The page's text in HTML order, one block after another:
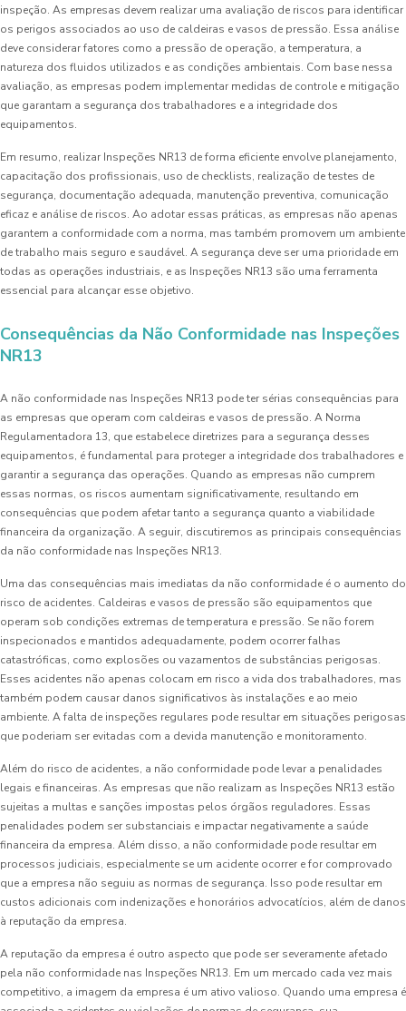
inspeção. As empresas devem realizar uma avaliação de riscos para identificar
os perigos associados ao uso de caldeiras e vasos de pressão. Essa análise
deve considerar fatores como a pressão de operação, a temperatura, a
natureza dos fluidos utilizados e as condições ambientais. Com base nessa
avaliação, as empresas podem implementar medidas de controle e mitigação
que garantam a segurança dos trabalhadores e a integridade dos
equipamentos.
Em resumo, realizar Inspeções NR13 de forma eficiente envolve planejamento,
capacitação dos profissionais, uso de checklists, realização de testes de
segurança, documentação adequada, manutenção preventiva, comunicação
eficaz e análise de riscos. Ao adotar essas práticas, as empresas não apenas
garantem a conformidade com a norma, mas também promovem um ambiente
de trabalho mais seguro e saudável. A segurança deve ser uma prioridade em
todas as operações industriais, e as Inspeções NR13 são uma ferramenta
essencial para alcançar esse objetivo.
Consequências da Não Conformidade nas Inspeções
NR13
A não conformidade nas Inspeções NR13 pode ter sérias consequências para
as empresas que operam com caldeiras e vasos de pressão. A Norma
Regulamentadora 13, que estabelece diretrizes para a segurança desses
equipamentos, é fundamental para proteger a integridade dos trabalhadores e
garantir a segurança das operações. Quando as empresas não cumprem
essas normas, os riscos aumentam significativamente, resultando em
consequências que podem afetar tanto a segurança quanto a viabilidade
financeira da organização. A seguir, discutiremos as principais consequências
da não conformidade nas Inspeções NR13.
Uma das consequências mais imediatas da não conformidade é o aumento do
risco de acidentes. Caldeiras e vasos de pressão são equipamentos que
operam sob condições extremas de temperatura e pressão. Se não forem
inspecionados e mantidos adequadamente, podem ocorrer falhas
catastróficas, como explosões ou vazamentos de substâncias perigosas.
Esses acidentes não apenas colocam em risco a vida dos trabalhadores, mas
também podem causar danos significativos às instalações e ao meio
ambiente. A falta de inspeções regulares pode resultar em situações perigosas
que poderiam ser evitadas com a devida manutenção e monitoramento.
Além do risco de acidentes, a não conformidade pode levar a penalidades
legais e financeiras. As empresas que não realizam as Inspeções NR13 estão
sujeitas a multas e sanções impostas pelos órgãos reguladores. Essas
penalidades podem ser substanciais e impactar negativamente a saúde
financeira da empresa. Além disso, a não conformidade pode resultar em
processos judiciais, especialmente se um acidente ocorrer e for comprovado
que a empresa não seguiu as normas de segurança. Isso pode resultar em
custos adicionais com indenizações e honorários advocatícios, além de danos
à reputação da empresa.
A reputação da empresa é outro aspecto que pode ser severamente afetado
pela não conformidade nas Inspeções NR13. Em um mercado cada vez mais
competitivo, a imagem da empresa é um ativo valioso. Quando uma empresa é